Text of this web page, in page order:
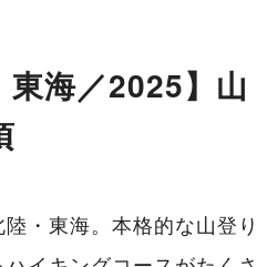
海／2025】山
・東海。本格的な山登り